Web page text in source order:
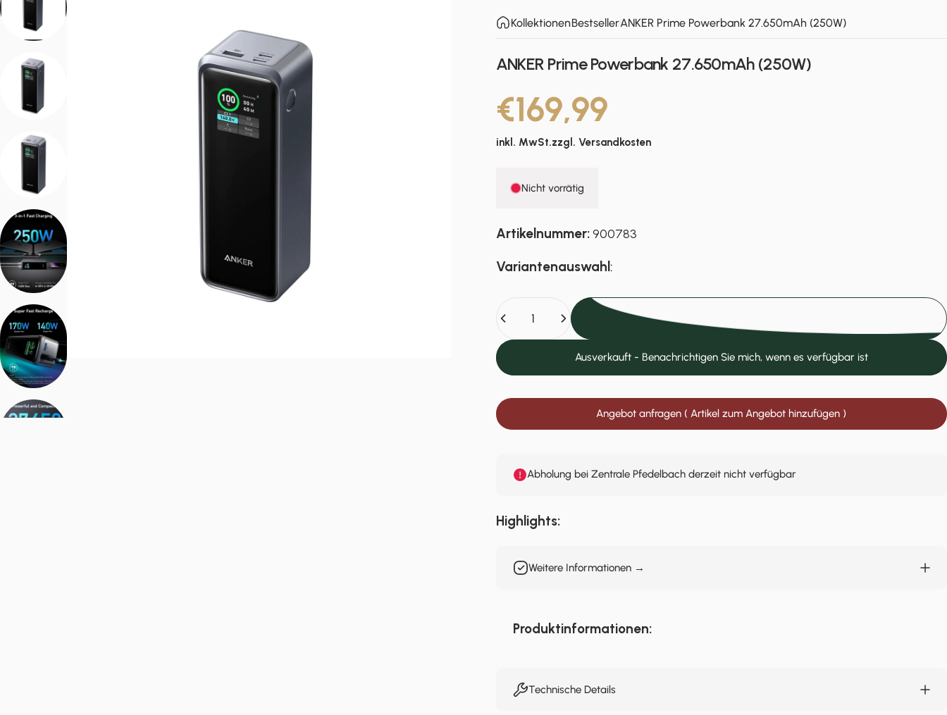
KollektionenBestsellerANKER Prime Powerbank 27.650mAh (250W)
ANKER Prime Powerbank 27.650mAh (250W)
€169,99
inkl. MwSt.zzgl. Versandkosten
Nicht vorrätig
Artikelnummer:900783
Variantenauswahl :
Ausverkauft - Benachrichtigen Sie mich, wenn es verfügbar ist
Angebot anfragen ( Artikel zum Angebot hinzufügen )
Abholung bei Zentrale Pfedelbach derzeit nicht verfügbar
Highlights:
Weitere Informationen →
Produktinformationen:
Technische Details